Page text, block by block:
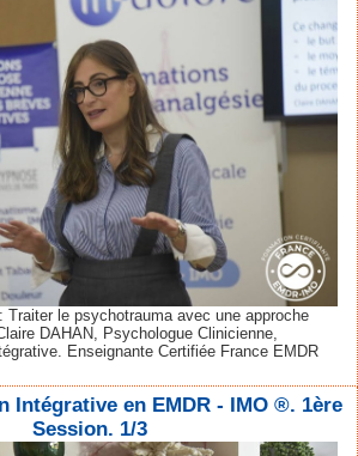
Traiter le psychotrauma avec une approche
DAHAN, Psychologue Clinicienne,
Enseignante Certifiée France EMDR
Intégrative en EMDR - IMO ®. 1ère
Session. 1/3